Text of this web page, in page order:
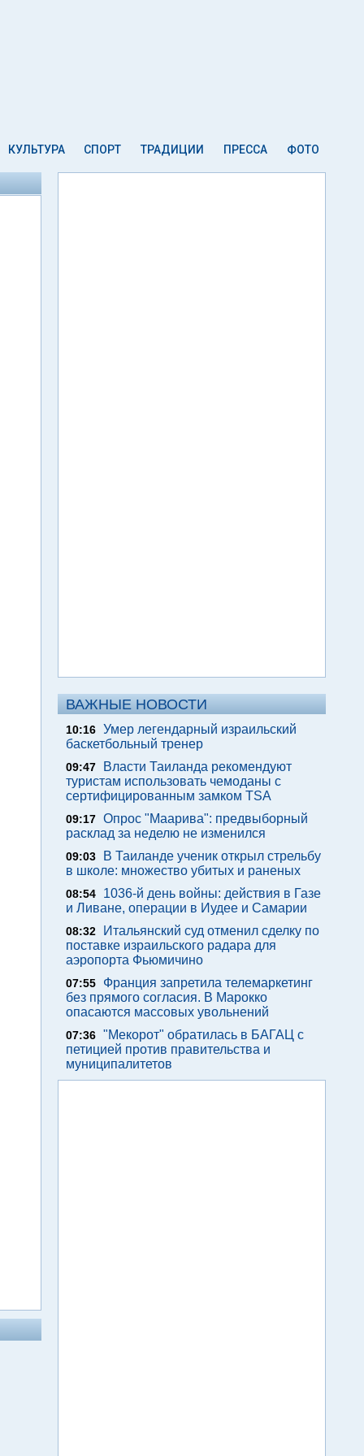
КУЛЬТУРА СПОРТ ТРАДИЦИИ ПРЕССА ФОТО
ВАЖНЫЕ НОВОСТИ
10:16 Умер легендарный израильский
баскетбольный тренер
09:47
Власти Таиланда рекомендуют
туристам использовать чемоданы с
сертифицированным замком TSA
09:17 Опрос "Mаарива": предвыборный
расклад за неделю не изменился
09:03
В Таиланде ученик открыл стрельбу
в школе: множество убитых и раненых
08:54
1036-й день войны: действия в Газе
и Ливане, операции в Иудее и Самарии
08:32
Итальянский суд отменил сделку по
поставке израильского радара для
аэропорта Фьюмичино
07:55
Франция запретила телемаркетинг
без прямого согласия. В Марокко
опасаются массовых увольнений
07:36 "Мекорот" обратилась в БАГАЦ с
петицией против правительства и
муниципалитетов